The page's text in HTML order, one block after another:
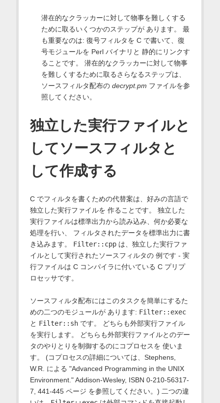
潜在的なクラッカーに対して物事を難しくする
ために取るいくつかのステップが あります。 最
も重要なのは: 復号フィルタを C で書いて、復
号モジュールを Perl バイナリと 静的にリンクす
ることです。 潜在的なクラッカーに対して物事
を難しくするために取るさらなるステップは、
ソースフィルタ配布の decrypt.pm ファイルを参
照してください。
独立した実行ファイルと
してソースフィルタと
して作成する
C でフィルタを書くための代替案は、好みの言語で
独立した実行ファイルを 作ることです。 独立した
実行ファイルは標準出力から読み込み、何か必要な
処理を行い、 フィルタされたデータを標準出力に書
き込みます。 Filter::cppは、独立した実行ファ
イルとして実行されたソースフィルタの 例です - 実
行ファイルは C コンパイラに付いている C プリプ
ロセッサです。
ソースフィルタ配布にはこのタスクを簡単にするた
めの二つのモジュールが あります: Filter::exec
と Filter::shです。 どちらも外部実行ファイル
を実行します。 どちらも外部実行ファイルとのデー
タのやりとりを制御するのにコプロセスを 使いま
す。 (コプロセスの詳細については、Stephens,
W.R. による "Advanced Programming in the UNIX
Environment." Addison-Wesley, ISBN 0-210-56317-
7, 441-445 ページ を参照してください。) 二つの違